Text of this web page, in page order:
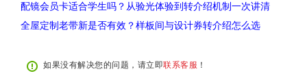
配镜会员卡适合学生吗？从验光体验到转介绍机制一次讲清
全屋定制老带新是否有效？样板间与设计券转介绍怎么选
如果没有解决您的问题，请立即联系客服 ！